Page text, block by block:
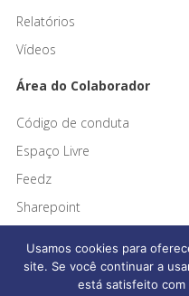
Relatórios
Vídeos
Área do Colaborador
Código de conduta
Espaço Livre
Feedz
Sharepoint
Usamos cookies para
site. Se você continuar a
está satisfeito com